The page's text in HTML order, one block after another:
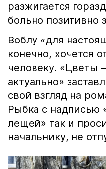
разжигается
больно позитивно
Воблу «для
конечно, хочется
человеку. «Цветы
актуально»
свой взгляд на
Рыбка с надписью
лещей» так и
начальнику, не